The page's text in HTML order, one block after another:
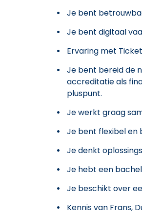
Je bent
Je bent digitaal
Ervaring met
Je bent bereid de
accreditatie als
pluspunt.
Je werkt graag
Je bent flexibel en
Je denkt
Je hebt een
Je beschikt over
Kennis van Frans,